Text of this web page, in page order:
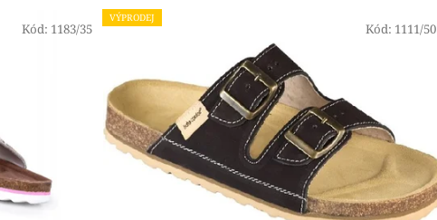
Kód: 1183/35
VÝPRODEJ
Kód: 1111/50